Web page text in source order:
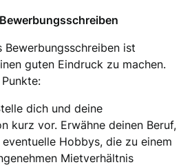
ist
guten Eindruck zu machen.
dich und deine
kurz vor. Erwähne deinen Beruf,
Hobbys, die zu einem
Mietverhältnis